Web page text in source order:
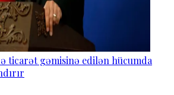
ticarət gəmisinə edilən hücumda